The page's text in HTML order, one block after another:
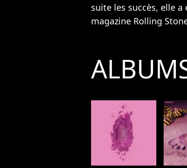
suite les succès, elle
magazine Rolling